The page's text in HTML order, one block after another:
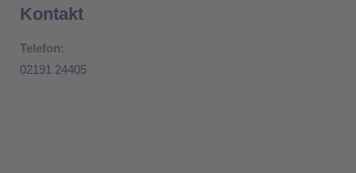
Kontakt
Telefon:
02191 24405